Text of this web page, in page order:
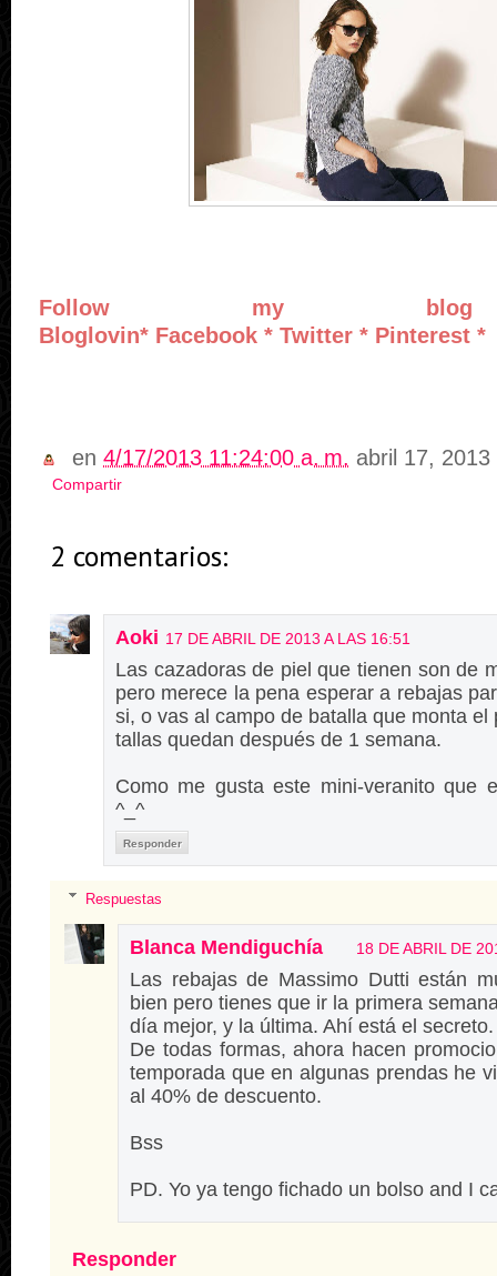
Follow my
Bloglovin* Facebook * Twitter * Pinterest *
en 4/17/2013 11:24:00 a. m. abril 17, 2013
Compartir
2 comentarios:
Aoki 17 DE ABRIL DE 2013 A LAS 16:51
Las cazadoras de piel que tienen son de
pero merece la pena esperar a rebajas
si, o vas al campo de batalla que monta el
tallas quedan después de 1 semana.
Como me gusta este mini-veranito que
^_^
Responder
Respuestas
Blanca Mendiguchía 18 DE ABRIL DE
Las rebajas de Massimo Dutti están
bien pero tienes que ir la primera
día mejor, y la última. Ahí está el secreto.
De todas formas, ahora hacen
temporada que en algunas prendas he
al 40% de descuento.
Bss
PD. Yo ya tengo fichado un bolso and I
Responder